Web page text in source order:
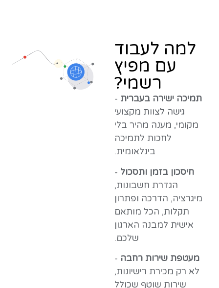
למה לעבוד
עם מפיץ
רשמי?
תמיכה ישירה בעברית -
גישה לצוות מקצועי
מקומי, מענה מהיר בלי
לחכות לתמיכה
בינלאומית.
חיסכון בזמן ותסכול -
הגדרת חשבונות,
מיגרציה, הדרכה ופתרון
תקלות, הכל מותאם
אישית למבנה הארגון
שלכם.
מעטפת שירות רחבה -
לא רק מכירת רישיונות,
שירות שוטף שכולל